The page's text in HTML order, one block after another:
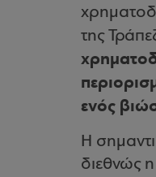
της
ενός
Η
διεθνώς